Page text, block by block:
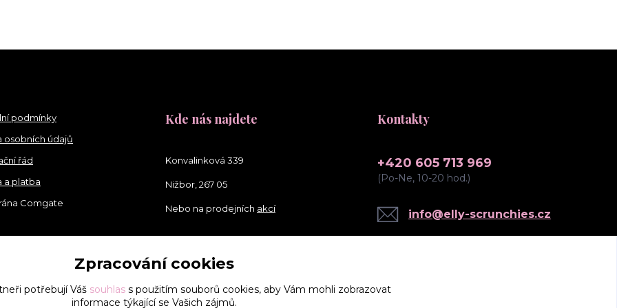
podmínky
osobních údajů
řád
a platba
Comgate
Kde nás najdete
Konvalinková 339
Nižbor, 267 05
Nebo na prodejních akcí
Kontakty
+420 605 713 969
(Po-Ne, 10-20 hod.)
info@elly-scrunchies.cz
Zpracování cookies
potřebují Váš souhlass použitím souborů cookies, aby Vám mohli zobrazovat
informace týkající se Vašich zájmů.